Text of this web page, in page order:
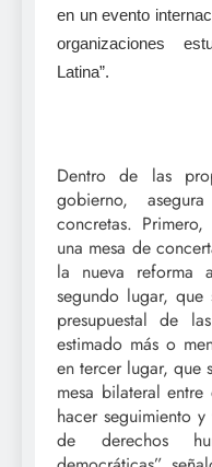
en un evento
organizaciones
Latina”.
Dentro de las
gobierno,
concretas.
una mesa de
la nueva reforma
segundo lugar,
presupuestal de
estimado más o
en tercer lugar, que
mesa bilateral
hacer seguimiento
de derechos